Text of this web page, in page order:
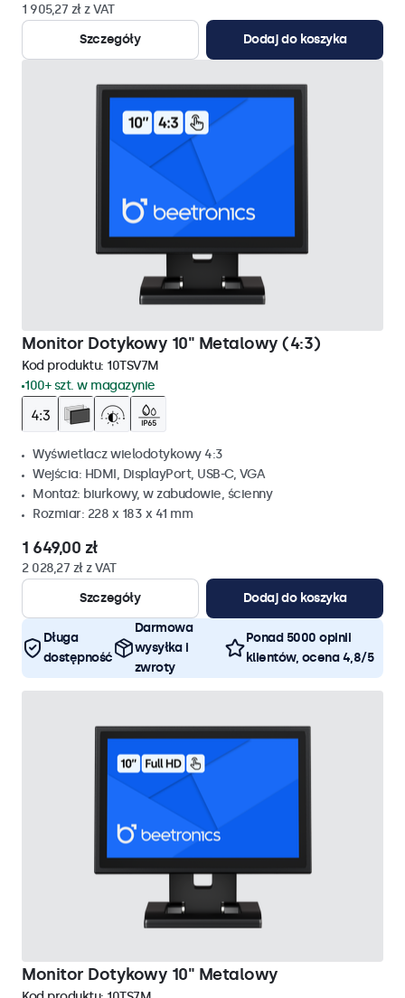
1 905,27 zł z VAT
Szczegóły
Dodaj do koszyka
Monitor Dotykowy 10" Metalowy (4:3)
Kod produktu: 10TSV7M
100+ szt. w magazynie
Wyświetlacz wielodotykowy 4:3
Wejścia: HDMI, DisplayPort, USB-C, VGA
Montaż: biurkowy, w zabudowie, ścienny
Rozmiar: 228 x 183 x 41 mm
1 649,00 zł
2 028,27 zł z VAT
Szczegóły
Dodaj do koszyka
Długa
dostępność
Darmowa
wysyłka i
zwroty
Ponad 5000 opinii
klientów, ocena 4,8/5
Monitor Dotykowy 10" Metalowy